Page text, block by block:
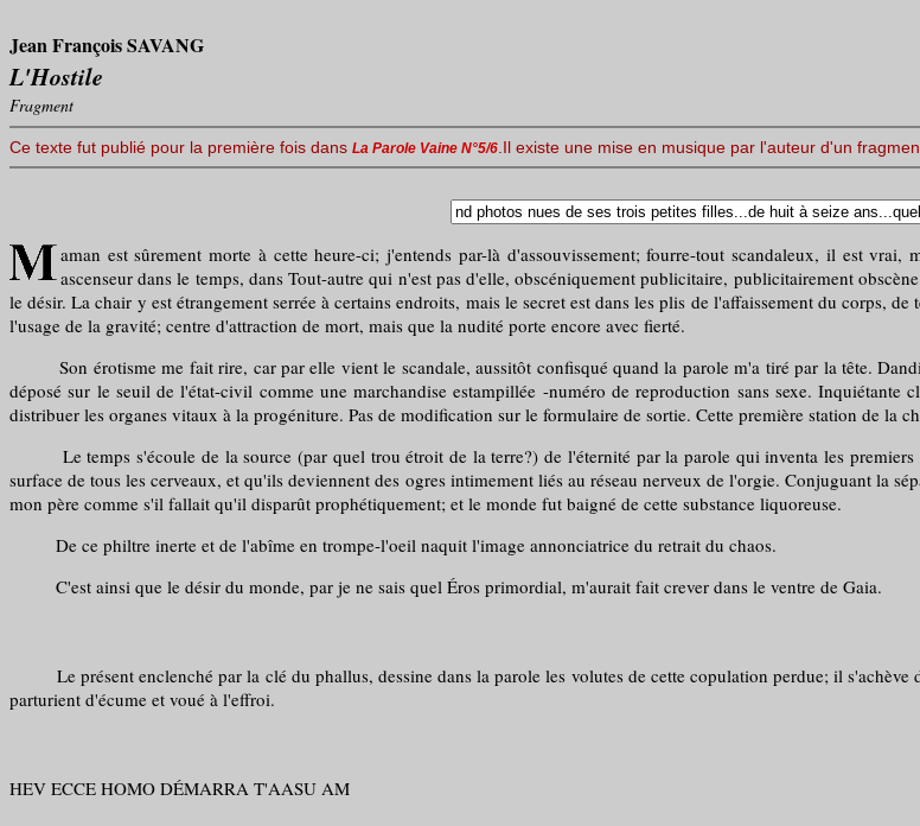
Jean François SAVANG
L'Hostile
Fragment
Ce texte fut publié pour la première fois dans La Parole Vaine N°5/6 .Il existe une mise en musique par l'auteur d'un
aman est sûrement morte à cette heure-ci; j'entends par-là d'assouvissement; fourre-tout scandaleux, il est
ascenseur dans le temps, dans Tout-autre qui n'est pas d'elle, obscéniquement publicitaire, publicitairement
le désir. La chair y est étrangement serrée à certains endroits, mais le secret est dans les plis de l'affaissement du corps,
l'usage de la gravité; centre d'attraction de mort, mais que la nudité porte encore avec fierté.
Son érotisme me fait rire, car par elle vient le scandale, aussitôt confisqué quand la parole m'a tiré par la tête.
déposé sur le seuil de l'état-civil comme une marchandise estampillée -numéro de reproduction sans sexe. Inquiétante
distribuer les organes vitaux à la progéniture. Pas de modification sur le formulaire de sortie. Cette première station de la
Le temps s'écoule de la source (par quel trou étroit de la terre?) de l'éternité par la parole qui inventa les premiers
surface de tous les cerveaux, et qu'ils deviennent des ogres intimement liés au réseau nerveux de l'orgie. Conjuguant la
mon père comme s'il fallait qu'il disparût prophétiquement; et le monde fut baigné de cette substance liquoreuse.
De ce philtre inerte et de l'abîme en trompe-l'oeil naquit l'image annonciatrice du retrait du chaos.
C'est ainsi que le désir du monde, par je ne sais quel Éros primordial, m'aurait fait crever dans le ventre de Gaia.
Le présent enclenché par la clé du phallus, dessine dans la parole les volutes de cette copulation perdue; il s'achève
parturient d'écume et voué à l'effroi.
HEV ECCE HOMO DÉMARRA T'AASU AM